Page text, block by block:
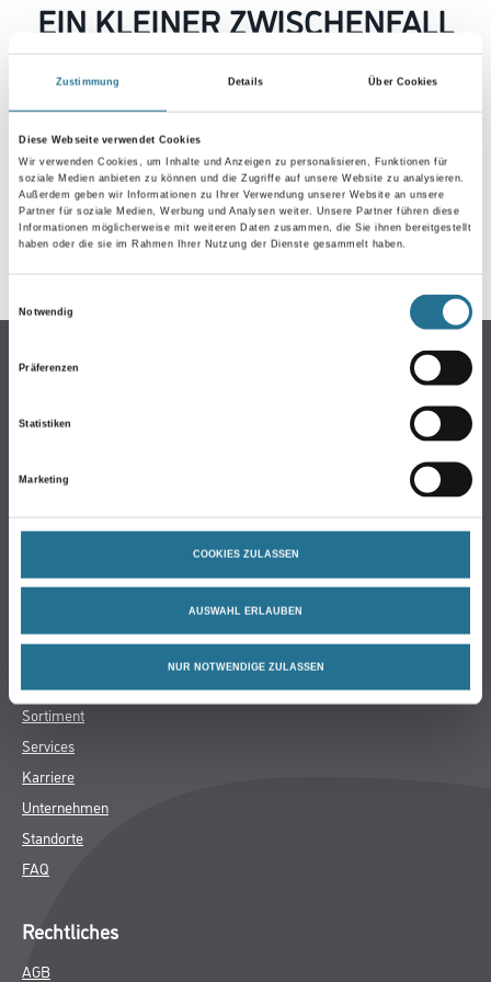
Zustimmung Details Über Cookies
Diese Webseite verwendet Cookies
Wir verwenden Cookies, um Inhalte und Anzeigen zu personalisieren, Funktionen für
soziale Medien anbieten zu können und die Zugriffe auf unsere Website zu analysieren.
Außerdem geben wir Informationen zu Ihrer Verwendung unserer Website an unsere
Partner für soziale Medien, Werbung und Analysen weiter. Unsere Partner führen diese
Informationen möglicherweise mit weiteren Daten zusammen, die Sie ihnen bereitgestellt
haben oder die sie im Rahmen Ihrer Nutzung der Dienste gesammelt haben.
Notwendig
Präferenzen
Statistiken
Marketing
COOKIES ZULASSEN
AUSWAHL ERLAUBEN
NUR NOTWENDIGE ZULASSEN
EIN KLEINER ZWISCHENFALL
IST AUFGETRETEN
Keine Sorge, wir pinseln schon an der Lösung und
werden das Problem so schnell wie möglich beheben.
Erkunden Sie in der Zwischenzeit unseren Online-Shop
und lassen Sie sich inspirieren.
ZURÜCK ZUM ONLINE-SHOP
Online-Shop
WDV-Systeme
Putze- und Spachtelmassen
Bodenbeläge
Werkzeuge & Maschinen
Winkler & Gräbner
Sortiment
Services
Karriere
Unternehmen
Standorte
FAQ
Rechtliches
AGB